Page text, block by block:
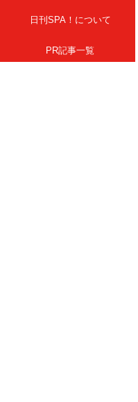
日刊SPA！について
PR記事一覧